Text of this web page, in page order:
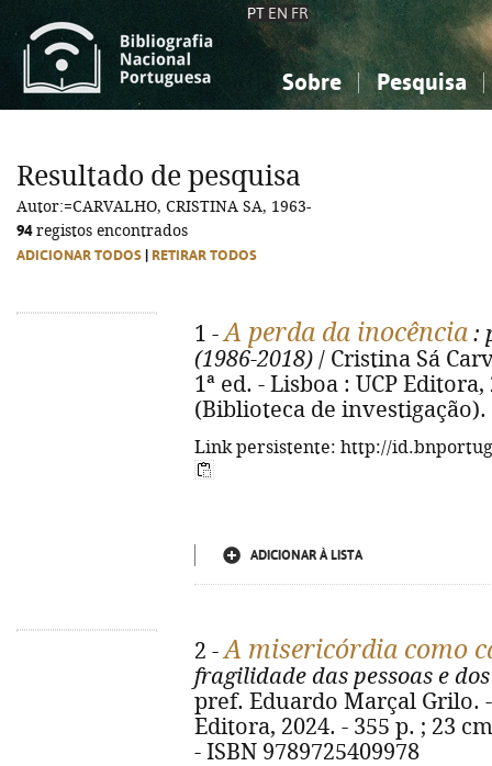
PT EN FR
Sobre Pesquisa
Ciências sociais...
Ciências sociais...
Resultado de pesquisa
Autor:=CARVALHO, CRISTINA SA, 1963-
94registos encontrados
ADICIONAR TODOS RETIRAR TODOS
1 -A perda da inocência :
(1986-2018) / Cristina Sá
1ª ed. - Lisboa : UCP
(Biblioteca de investigação).
Link persistente: http://
ADICIONAR À LISTA
2 -A misericórdia como
fragilidade das pessoas e
pref. Eduardo Marçal Grilo.
Editora, 2024. - 355 p. ; 23
- ISBN 9789725409978